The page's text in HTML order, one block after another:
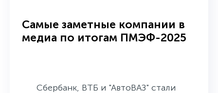
Самые заметные компании в
медиа по итогам ПМЭФ-2025
Сбербанк, ВТБ и "АвтоВАЗ" стали